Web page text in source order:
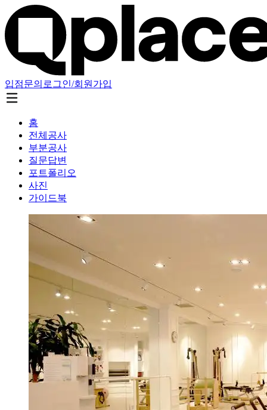
입점문의 로그인/회원가입
홈
전체공사
부분공사
질문답변
포트폴리오
사진
가이드북